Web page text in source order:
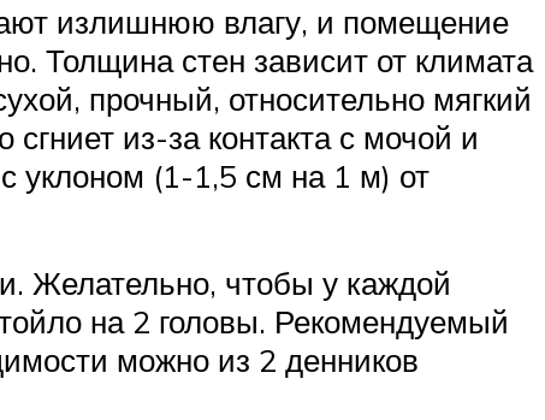
излишнюю влагу, и помещение
Толщина стен зависит от климата
прочный, относительно мягкий
из-за контакта с мочой и
уклоном (1-1,5 см на 1 м) от
Желательно, чтобы у каждой
на 2 головы. Рекомендуемый
можно из 2 денников